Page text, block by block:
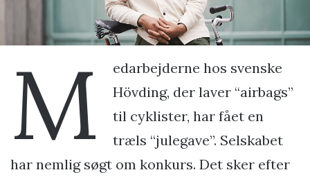
M
edarbejderne hos svenske
Hövding, der laver “airbags”
til cyklister, har fået en
træls “julegave”. Selskabet
har nemlig søgt om konkurs. Det sker efter